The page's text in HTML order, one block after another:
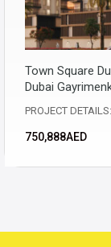
Town Square
Dubai
PROJECT
750,888AED